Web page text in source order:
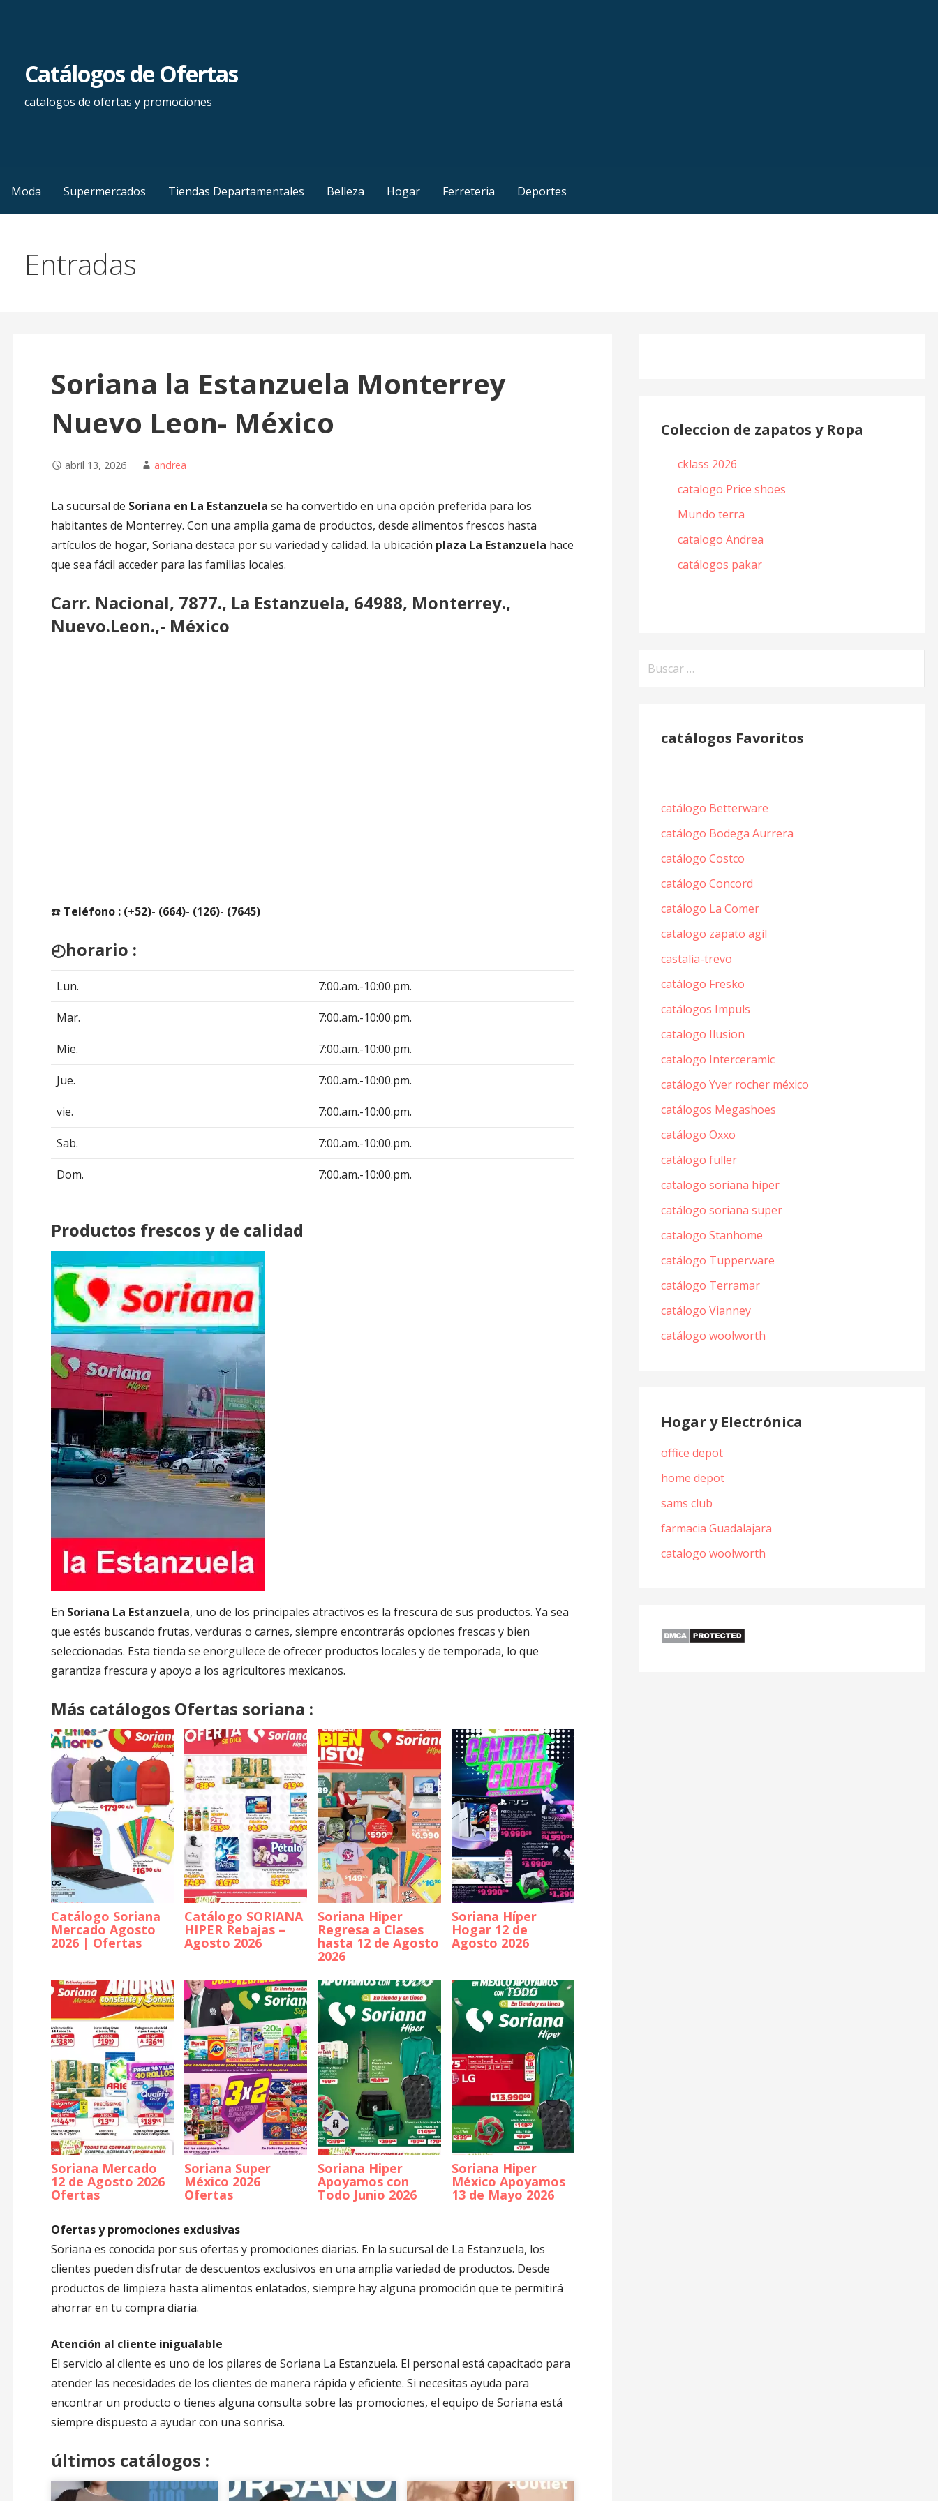
Catálogos de Ofertas
catalogos de ofertas y promociones
Moda Supermercados Tiendas Departamentales Belleza Hogar Ferreteria Deportes
Entradas
Soriana la Estanzuela Monterrey
Nuevo Leon- México
abril 13, 2026 andrea
La sucursal de Soriana en La Estanzuela se ha convertido en una opción preferida para los
habitantes de Monterrey. Con una amplia gama de productos, desde alimentos frescos hasta
artículos de hogar, Soriana destaca por su variedad y calidad. la ubicación plaza La Estanzuela hace
que sea fácil acceder para las familias locales.
Carr. Nacional, 7877., La Estanzuela, 64988, Monterrey.,
Nuevo.Leon.,- México
☎️ Teléfono : (+52)- (664)- (126)- (7645)
​◴horario :
Lun. 7:00.am.-10:00.pm.
Mar. 7:00.am.-10:00.pm.
Mie. 7:00.am.-10:00.pm.
Jue. 7:00.am.-10:00.pm.
vie. 7:00.am.-10:00.pm.
Sab. 7:00.am.-10:00.pm.
Dom. 7:00.am.-10:00.pm.
Productos frescos y de calidad
En Soriana La Estanzuela, uno de los principales atractivos es la frescura de sus productos. Ya sea
que estés buscando frutas, verduras o carnes, siempre encontrarás opciones frescas y bien
seleccionadas. Esta tienda se enorgullece de ofrecer productos locales y de temporada, lo que
garantiza frescura y apoyo a los agricultores mexicanos.
Más catálogos Ofertas soriana :
Catálogo Soriana
Mercado Agosto
2026 | Ofertas
Catálogo SORIANA
HIPER Rebajas –
Agosto 2026
Soriana Hiper
Regresa a Clases
hasta 12 de Agosto
2026
Soriana Híper
Hogar 12 de
Agosto 2026
Soriana Mercado
12 de Agosto 2026
Ofertas
Soriana Super
México 2026
Ofertas
Soriana Hiper
Apoyamos con
Todo Junio 2026
Soriana Hiper
México Apoyamos
13 de Mayo 2026
Ofertas y promociones exclusivas
Soriana es conocida por sus ofertas y promociones diarias. En la sucursal de La Estanzuela, los
clientes pueden disfrutar de descuentos exclusivos en una amplia variedad de productos. Desde
productos de limpieza hasta alimentos enlatados, siempre hay alguna promoción que te permitirá
ahorrar en tu compra diaria.
Atención al cliente inigualable
El servicio al cliente es uno de los pilares de Soriana La Estanzuela. El personal está capacitado para
atender las necesidades de los clientes de manera rápida y eficiente. Si necesitas ayuda para
encontrar un producto o tienes alguna consulta sobre las promociones, el equipo de Soriana está
siempre dispuesto a ayudar con una sonrisa.
últimos catálogos :
Coleccion de zapatos y Ropa
cklass 2026
catalogo Price shoes
Mundo terra
catalogo Andrea
catálogos pakar
catálogos Favoritos
catálogo Betterware
catálogo Bodega Aurrera
catálogo Costco
catálogo Concord
catálogo La Comer
catalogo zapato agil
castalia-trevo
catálogo Fresko
catálogos Impuls
catalogo Ilusion
catalogo Interceramic
catálogo Yver rocher méxico
catálogos Megashoes
catálogo Oxxo
catálogo fuller
catalogo soriana hiper
catálogo soriana super
catalogo Stanhome
catálogo Tupperware
catálogo Terramar
catálogo Vianney
catálogo woolworth
Hogar y Electrónica
office depot
home depot
sams club
farmacia Guadalajara
catalogo woolworth